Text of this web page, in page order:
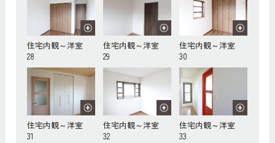
住宅内観～洋室
28
住宅内観～洋室
29
住宅内観～洋室
30
住宅内観～洋室
31
住宅内観～洋室
32
住宅内観～洋室
33